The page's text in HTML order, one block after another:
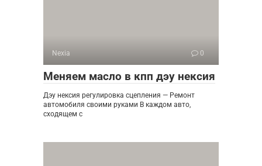
Nexia 0
Меняем масло в кпп дэу нексия
Дэу нексия регулировка сцепления — Ремонт
автомобиля своими руками В каждом авто,
сходящем с